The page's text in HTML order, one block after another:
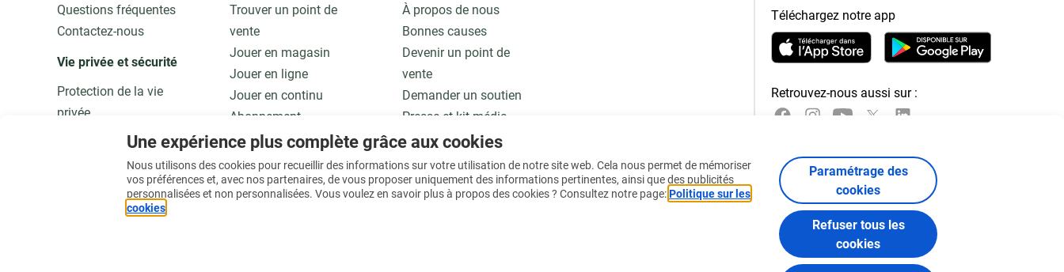
Une expérience plus complète grâce aux cookies
Nous utilisons des cookies pour recueillir des informations sur votre utilisation de notre site web. Cela nous permet de mémoriser
vos préférences et, avec nos partenaires, de vous proposer uniquement des informations pertinentes, ainsi que des publicités
personnalisées et non personnalisées. Vous voulez en savoir plus à propos des cookies ? Consultez notre page:Politique sur les
cookies
Paramétrage des
cookies
Refuser tous les
cookies
Questions fréquentes
Contactez-nous
Vie privée et sécurité
Protection de la vie
privée
Adaptez vos données
Trouver un point de
vente
Jouer en magasin
Jouer en ligne
Jouer en continu
Abonnement
Application
Jouer responsable
En savoir plus
À propos de nous
Bonnes causes
Devenir un point de
vente
Demander un soutien
Presse et kit média
Notre modèle
Jobs
En savoir plus
Téléchargez notre app
Retrouvez-nous aussi sur :